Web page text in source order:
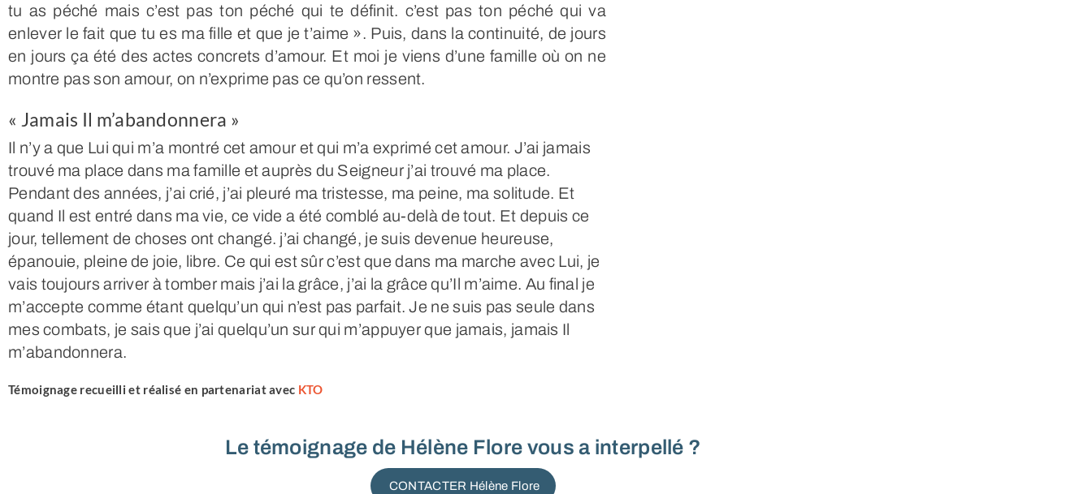
tu as péché mais c’est pas ton péché qui te définit. c’est pas ton péché qui va
enlever le fait que tu es ma fille et que je t’aime ». Puis, dans la continuité, de jours
en jours ça été des actes concrets d’amour. Et moi je viens d’une famille où on ne
montre pas son amour, on n’exprime pas ce qu’on ressent.
« Jamais Il m’abandonnera »
Il n’y a que Lui qui m’a montré cet amour et qui m’a exprimé cet amour. J’ai jamais
trouvé ma place dans ma famille et auprès du Seigneur j’ai trouvé ma place.
Pendant des années, j’ai crié, j’ai pleuré ma tristesse, ma peine, ma solitude. Et
quand Il est entré dans ma vie, ce vide a été comblé au-delà de tout. Et depuis ce
jour, tellement de choses ont changé. j’ai changé, je suis devenue heureuse,
épanouie, pleine de joie, libre. Ce qui est sûr c’est que dans ma marche avec Lui, je
vais toujours arriver à tomber mais j’ai la grâce, j’ai la grâce qu’Il m’aime. Au final je
m’accepte comme étant quelqu’un qui n’est pas parfait. Je ne suis pas seule dans
mes combats, je sais que j’ai quelqu’un sur qui m’appuyer que jamais, jamais Il
m’abandonnera.
Témoignage recueilli et réalisé en partenariat avec KTO
Le témoignage de Hélène Flore vous a interpellé ?
CONTACTER Hélène Flore